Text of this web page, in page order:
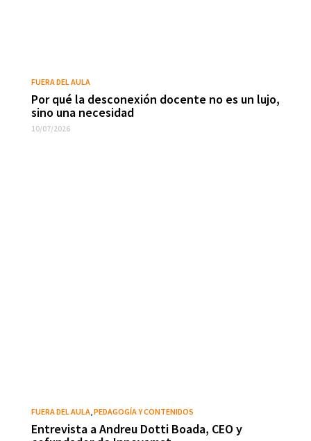
FUERA DEL AULA
Por qué la desconexión docente no es un lujo,
sino una necesidad
10/07/2026
FUERA DEL AULA,PEDAGOGÍA Y CONTENIDOS
Entrevista a Andreu Dotti Boada, CEO y